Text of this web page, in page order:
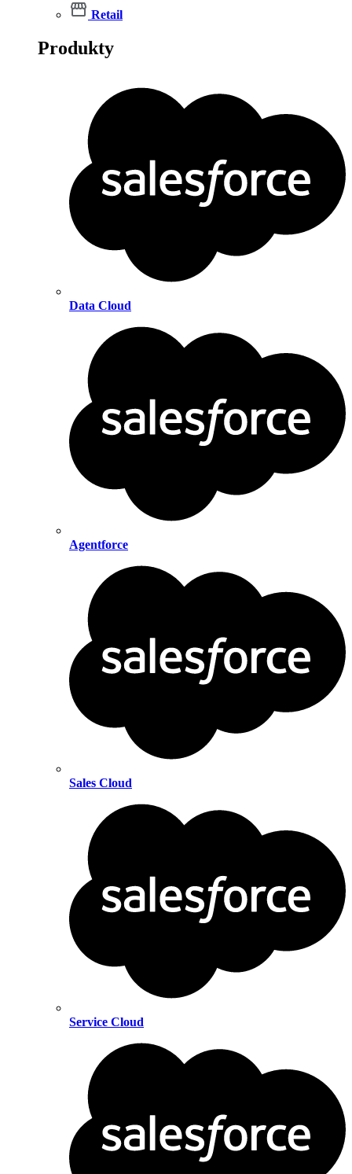
Retail
Produkty
Data Cloud
Agentforce
Sales Cloud
Service Cloud